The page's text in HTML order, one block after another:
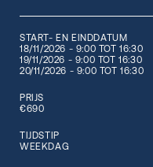
START- EN EINDDATUM
18/11/2026 - 9:00 TOT 16:30
19/11/2026 - 9:00 TOT 16:30
20/11/2026 - 9:00 TOT 16:30
PRIJS
€690
TIJDSTIP
WEEKDAG